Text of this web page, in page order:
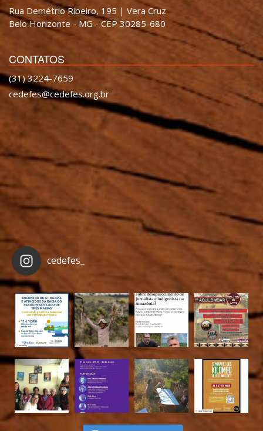
Rua Demétrio Ribeiro, 195 | Vera Cruz
Belo Horizonte - MG - CEP 30285-680
CONTATOS
(31) 3224-7659
cedefes@cedefes.org.br
cedefes_